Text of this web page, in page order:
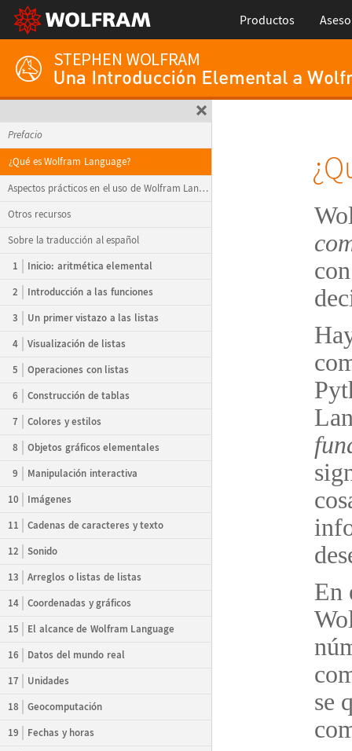
Productos
Prefacio
¿Qué es Wolfram Language?
Aspectos prácticos en el uso de Wolfram Language
Otros recursos
Sobre la traducción al español
1
Inicio: aritmética elemental
2
Introducción a las funciones
3
Un primer vistazo a las listas
4
Visualización de listas
5
Operaciones con listas
6
Construcción de tablas
7
Colores y estilos
8
Objetos gráficos elementales
9
Manipulación interactiva
10
Imágenes
11
Cadenas de caracteres y texto
12
Sonido
13
Arreglos o listas de listas
14
Coordenadas y gráficos
15
El alcance de Wolfram Language
16
Datos del mundo real
17
Unidades
18
Geocomputación
19
Fechas y horas
¿
En
nú
se